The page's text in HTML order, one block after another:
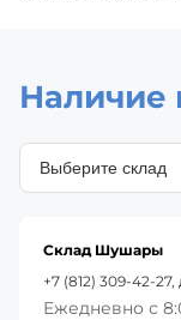
Наличие
Склад Шушары
+7 (812) 309-42-27,
Ежедневно с